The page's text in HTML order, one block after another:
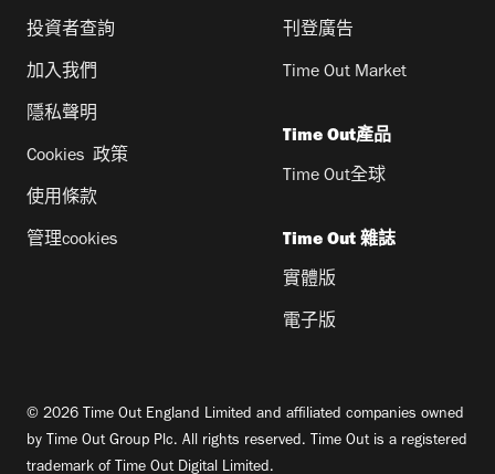
投資者查詢
加入我們
隱私聲明
Cookies 政策
使用條款
管理cookies
刊登廣告
Time Out Market
Time Out產品
Time Out全球
Time Out 雜誌
實體版
電子版
© 2026 Time Out England Limited and affiliated companies owned
by Time Out Group Plc. All rights reserved. Time Out is a registered
trademark of Time Out Digital Limited.